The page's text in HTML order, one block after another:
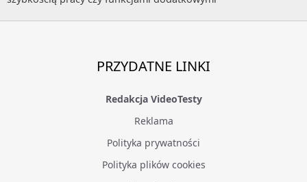
PRZYDATNE LINKI
Redakcja VideoTesty
Reklama
Polityka prywatności
Polityka plików cookies